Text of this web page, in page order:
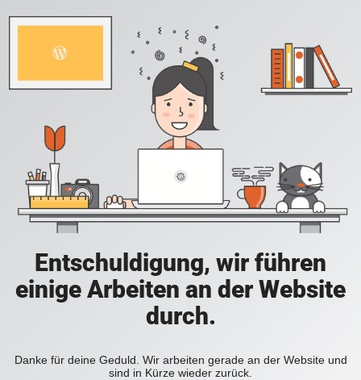
Entschuldigung, wir führen
einige Arbeiten an der Website
durch.
Danke für deine Geduld. Wir arbeiten gerade an der Website und
sind in Kürze wieder zurück.